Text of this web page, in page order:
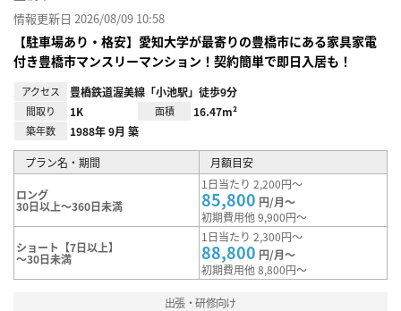
情報更新日 2026/08/09 10:58
【駐車場あり・格安】愛知大学が最寄りの豊橋市にある家具家電
付き豊橋市マンスリーマンション！契約簡単で即日入居も！
アクセス 豊橋鉄道渥美線「小池駅」徒歩9分
間取り 1K 面積 16.47m²
築年数 1988年 9月 築
プラン名・期間 月額目安
ロング
30日以上～360日未満
1日当たり 2,200円～
85,800 円/月～
初期費用他 9,900円～
ショート【7日以上】
～30日未満
1日当たり 2,300円～
88,800 円/月～
初期費用他 8,800円～
出張・研修向け